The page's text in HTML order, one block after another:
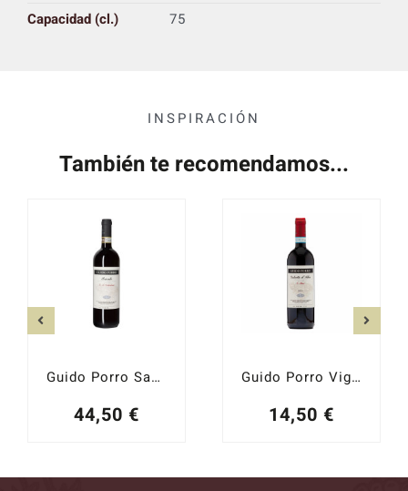
Capacidad (cl.)
75
INSPIRACIÓN
También te recomendamos...
Guido Porro Santa Caterina 2021
44,50 €
Guido Porro Vigna Pari Dolcetto d´Alba 2024
14,50 €